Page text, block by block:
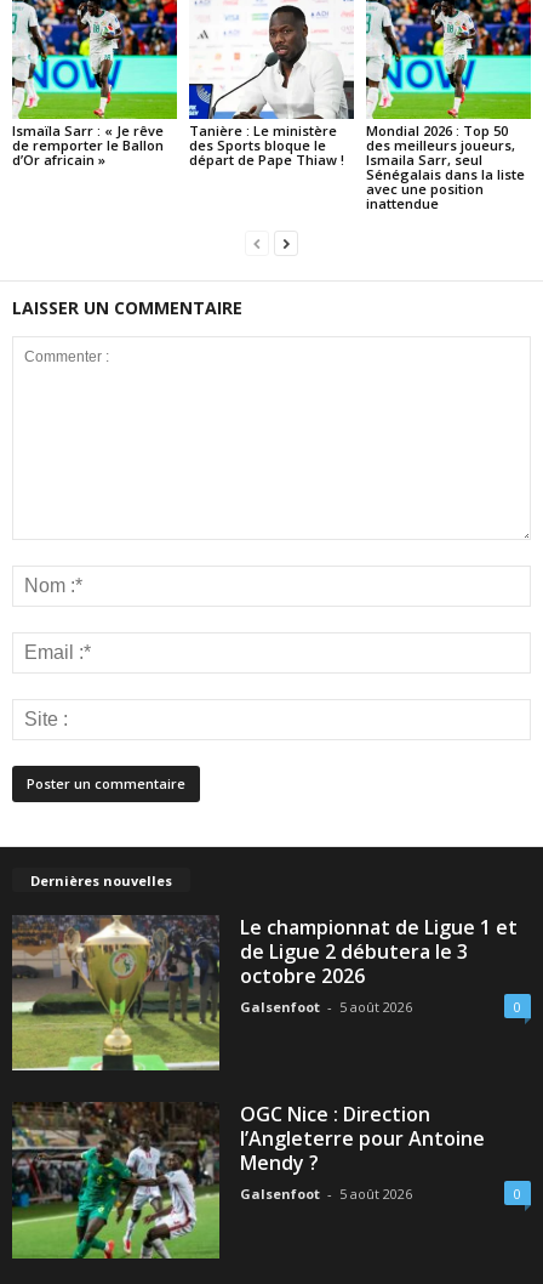
Ismaïla Sarr : « Je rêve
de remporter le Ballon
d’Or africain »
Tanière : Le ministère
des Sports bloque le
départ de Pape Thiaw !
Mondial 2026 : Top 50
des meilleurs joueurs,
Ismaila Sarr, seul
Sénégalais dans la liste
avec une position
inattendue
LAISSER UN COMMENTAIRE
Dernières nouvelles
Le championnat de Ligue 1 et
de Ligue 2 débutera le 3
octobre 2026
Galsenfoot - 5 août 2026 0
OGC Nice : Direction
l’Angleterre pour Antoine
Mendy ?
Galsenfoot - 5 août 2026 0